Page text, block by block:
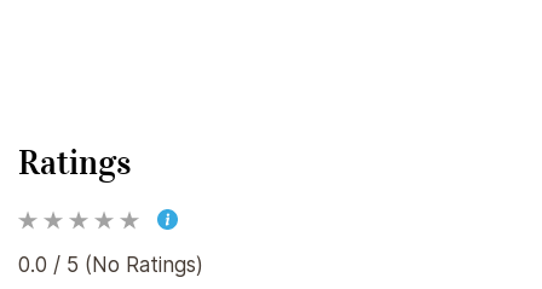
Ratings
0.0 / 5 (No Ratings)